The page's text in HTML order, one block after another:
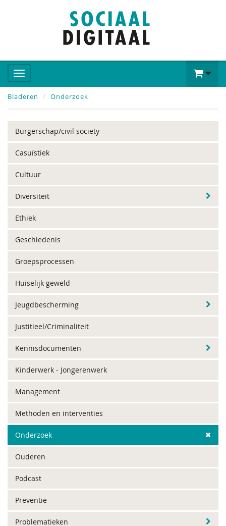
Bladeren Onderzoek
Burgerschap/civil society
Casuïstiek
Cultuur
Diversiteit
Ethiek
Geschiedenis
Groepsprocessen
Huiselijk geweld
Jeugdbescherming
Justitieel/Criminaliteit
Kennisdocumenten
Kinderwerk - Jongerenwerk
Management
Methoden en interventies
Onderzoek
Ouderen
Podcast
Preventie
Problematieken